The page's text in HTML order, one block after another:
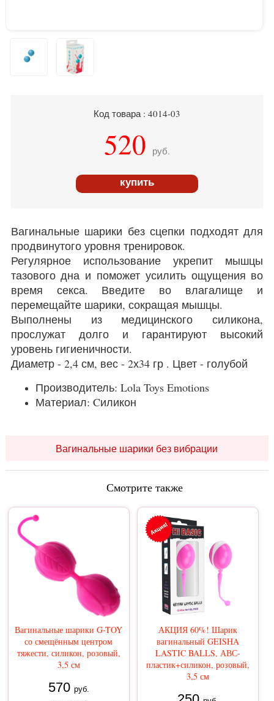
Код товара : 4014-03
520 руб.
купить
Вагинальные шарики без сцепки подходят для
продвинутого уровня тренировок.
Регулярное использование укрепит мышцы
тазового дна и поможет усилить ощущения во
время секса. Введите во влагалище и
перемещайте шарики, сокращая мышцы.
Выполнены из медицинского силикона,
прослужат долго и гарантируют высокий
уровень гигиеничности.
Диаметр - 2,4 см, вес - 2х34 гр . Цвет - голубой
Производитель: Lola Toys Emotions
Материал: Cиликон
Вагинальные шарики без вибрации
Смотрите также
Вагинальные шарики G-TOY
со смещённым центром
тяжести, силикон, розовый,
3,5 см
570 руб.
АКЦИЯ 60%! Шарик
вагинальный GEISHA
LASTIC BALLS, АВС-
пластик+силикон, розовый,
3,5 см